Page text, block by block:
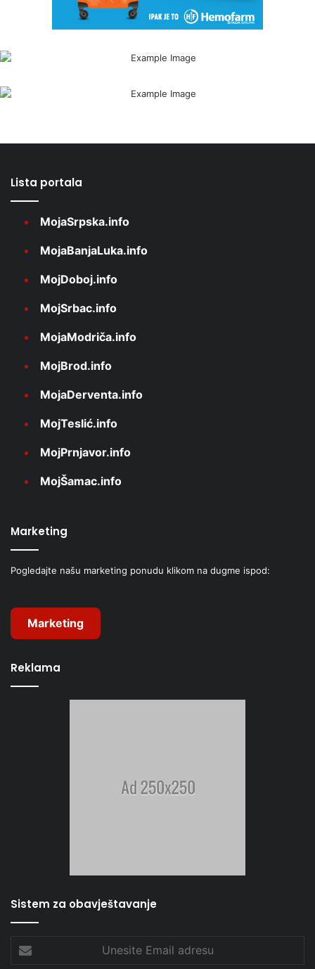
Lista portala
MojaSrpska.info
MojaBanjaLuka.info
MojDoboj.info
MojSrbac.info
MojaModriča.info
MojBrod.info
MojaDerventa.info
MojTeslić.info
MojPrnjavor.info
MojŠamac.info
Marketing
Pogledajte našu marketing ponudu klikom na dugme ispod:
Marketing
Reklama
Sistem za obavještavanje
Email